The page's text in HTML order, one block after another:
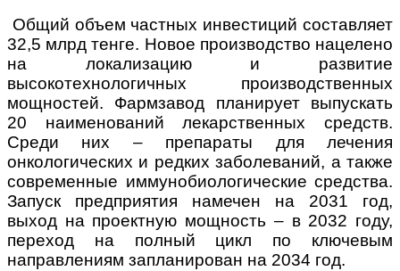
Общий объем частных инвестиций составляет
32,5 млрд тенге. Новое производство нацелено
на локализацию и развитие
высокотехнологичных производственных
мощностей. Фармзавод планирует выпускать
20 наименований лекарственных средств.
Среди них – препараты для лечения
онкологических и редких заболеваний, а также
современные иммунобиологические средства.
Запуск предприятия намечен на 2031 год,
выход на проектную мощность – в 2032 году,
переход на полный цикл по ключевым
направлениям запланирован на 2034 год.